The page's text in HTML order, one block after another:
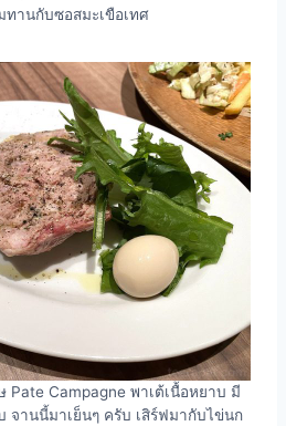
ทานกับซอสมะเขือเทศ
Pate Campagne พาเต้เนื้อหยาบ มี
จานนี้มาเย็นๆ ครับ เสิร์ฟมากับไข่นก